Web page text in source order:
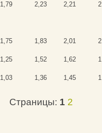
1,79 2,23 2,21
1,75 1,83 2,01
1,25 1,52 1,62
1,03 1,36 1,45
Страницы: 1 2